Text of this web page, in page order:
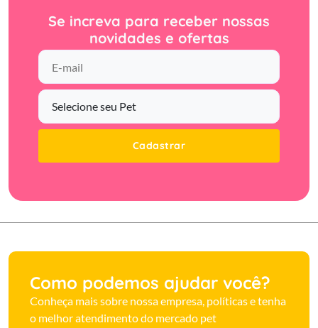
Se increva para receber nossas
novidades e ofertas
Cadastrar
Como podemos ajudar você?
Conheça mais sobre nossa empresa, políticas e tenha
o melhor atendimento do mercado pet